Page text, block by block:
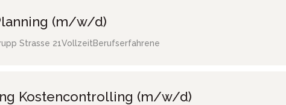
(m/w/d)
Strasse 21VollzeitBerufserfahrene
Kostencontrolling (m/w/d)